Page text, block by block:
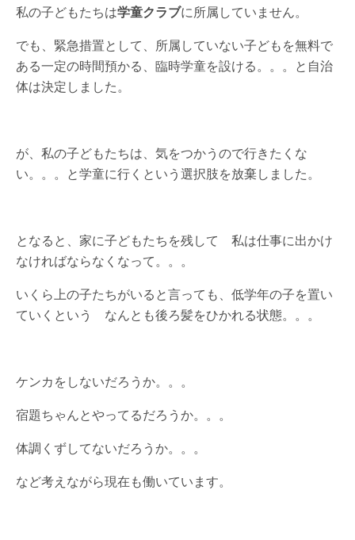
私の子どもたちは学童クラブに所属していません。
でも、緊急措置として、所属していない子どもを無料で
ある一定の時間預かる、臨時学童を設ける。。。と自治
体は決定しました。
が、私の子どもたちは、気をつかうので行きたくな
い。。。と学童に行くという選択肢を放棄しました。
となると、家に子どもたちを残して 私は仕事に出かけ
なければならなくなって。。。
いくら上の子たちがいると言っても、低学年の子を置い
ていくという なんとも後ろ髪をひかれる状態。。。
ケンカをしないだろうか。。。
宿題ちゃんとやってるだろうか。。。
体調くずしてないだろうか。。。
など考えながら現在も働いています。